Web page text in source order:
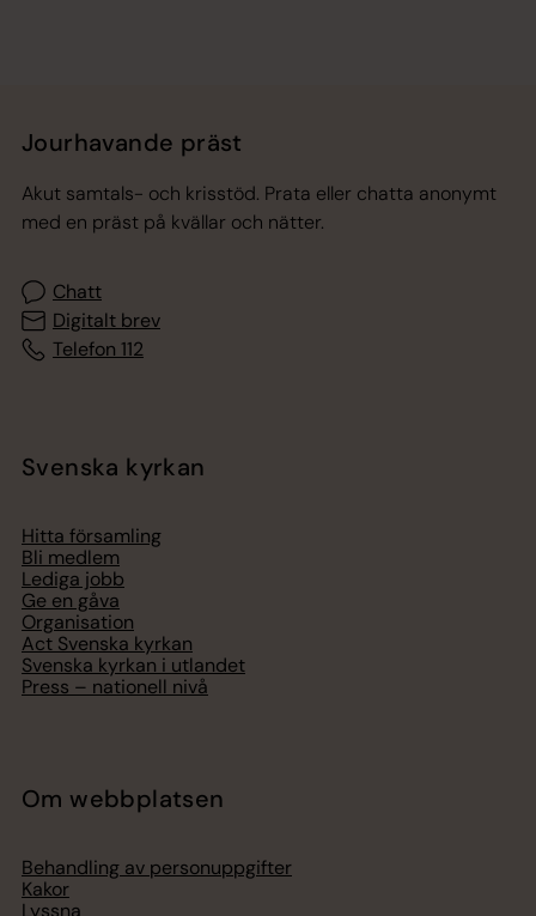
Jourhavande präst
Akut samtals- och krisstöd. Prata eller chatta anonymt
med en präst på kvällar och nätter.
Chatt
Digitalt brev
Telefon 112
Svenska kyrkan
Hitta församling
Bli medlem
Lediga jobb
Ge en gåva
Organisation
Act Svenska kyrkan
Svenska kyrkan i utlandet
Press – nationell nivå
Om webbplatsen
Behandling av personuppgifter
Kakor
Lyssna